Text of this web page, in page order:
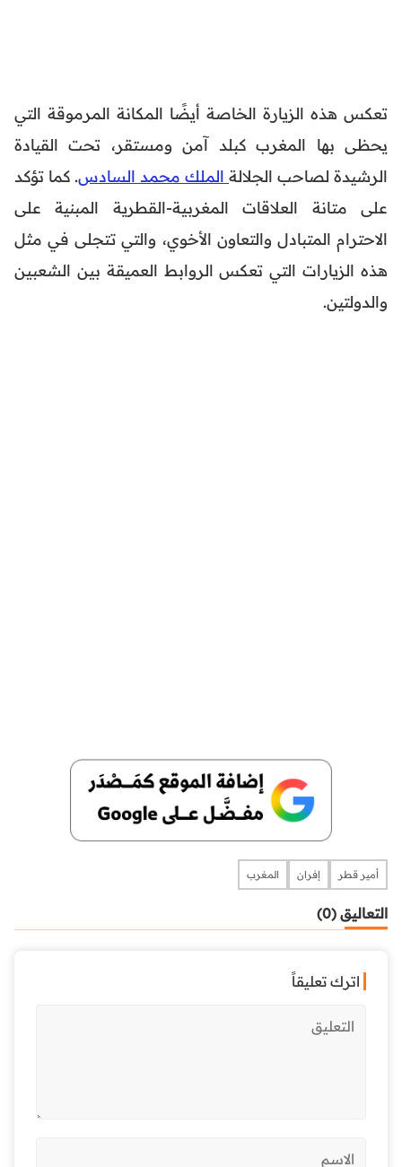
تعكس هذه الزيارة الخاصة أيضًا المكانة المرموقة التي
يحظى بها المغرب كبلد آمن ومستقر، تحت القيادة
الرشيدة لصاحب الجلالة الملك محمد السادس. كما تؤكد
على متانة العلاقات المغربية-القطرية المبنية على
الاحترام المتبادل والتعاون الأخوي، والتي تتجلى في مثل
هذه الزيارات التي تعكس الروابط العميقة بين الشعبين
والدولتين.
أمير قطر إفران المغرب
التعاليق (0)
اترك تعليقاً